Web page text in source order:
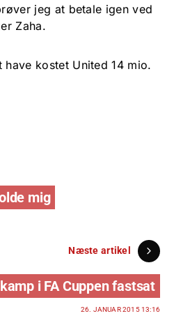
jeg at betale igen ved
Zaha.
have kostet United 14 mio.
mig
Næste artikel
i FA Cuppen fastsat
26. JANUAR 2015 13:16